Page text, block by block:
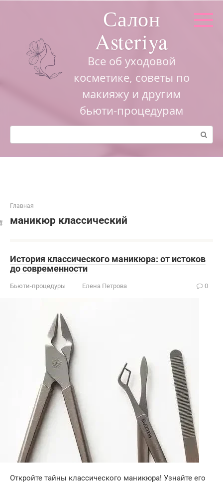
Салон
Asteriya
Все об уходовой
косметике, советы по
макияжу и другим
бьюти-процедурам
Поиск:
Главная
маникюр классический
История классического маникюра: от истоков
до современности
Бьюти-процедуры Елена Петрова 0
Откройте тайны классического маникюра! Узнайте его